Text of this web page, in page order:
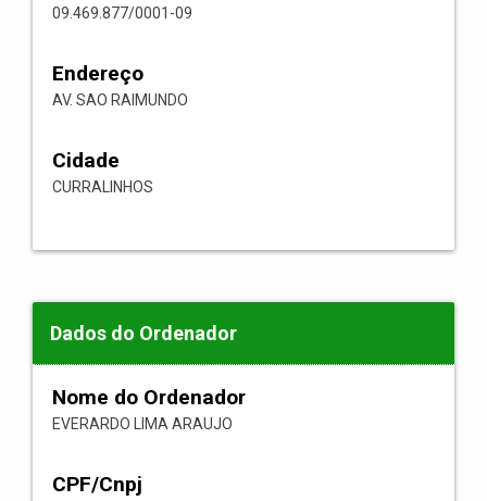
09.469.877/0001-09
Endereço
AV. SAO RAIMUNDO
Cidade
CURRALINHOS
Dados do Ordenador
Nome do Ordenador
EVERARDO LIMA ARAUJO
CPF/Cnpj